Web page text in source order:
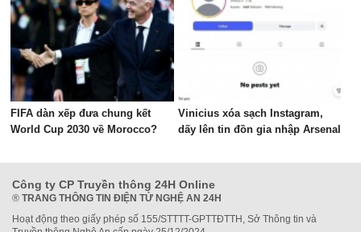
FIFA dàn xếp đưa chung kết
World Cup 2030 về Morocco?
Vinicius xóa sạch Instagram,
dấy lên tin đồn gia nhập Arsenal
Công ty CP Truyền thông 24H Online
® TRANG THÔNG TIN ĐIỆN TỬ NGHỆ AN 24H
Hoạt động theo giấy phép số 155/STTTT-GPTTĐTTH, Sở Thông tin và